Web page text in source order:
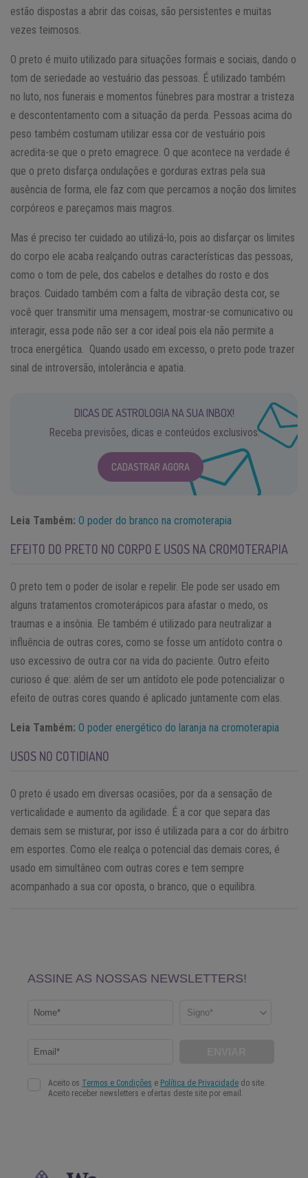
estão dispostas a abrir das coisas, são persistentes e muitas
vezes teimosos.
O preto é muito utilizado para situações formais e sociais, dando o
tom de seriedade ao vestuário das pessoas. É utilizado também
no luto, nos funerais e momentos fúnebres para mostrar a tristeza
e descontentamento com a situação da perda. Pessoas acima do
peso também costumam utilizar essa cor de vestuário pois
acredita-se que o preto emagrece. O que acontece na verdade é
que o preto disfarça ondulações e gorduras extras pela sua
ausência de forma, ele faz com que percamos a noção dos limites
corpóreos e pareçamos mais magros.
Mas é preciso ter cuidado ao utilizá-lo, pois ao disfarçar os limites
do corpo ele acaba realçando outras características das pessoas,
como o tom de pele, dos cabelos e detalhes do rosto e dos
braços. Cuidado também com a falta de vibração desta cor, se
você quer transmitir uma mensagem, mostrar-se comunicativo ou
interagir, essa pode não ser a cor ideal pois ela não permite a
troca energética. Quando usado em excesso, o preto pode trazer
sinal de introversão, intolerância e apatia.
DICAS DE ASTROLOGIA NA SUA INBOX!
Receba previsões, dicas e conteúdos exclusivos.
CADASTRAR AGORA
Leia Também: O poder do branco na cromoterapia
EFEITO DO PRETO NO CORPO E USOS NA CROMOTERAPIA
O preto tem o poder de isolar e repelir. Ele pode ser usado em
alguns tratamentos cromoterápicos para afastar o medo, os
traumas e a insônia. Ele também é utilizado para neutralizar a
influência de outras cores, como se fosse um antídoto contra o
uso excessivo de outra cor na vida do paciente. Outro efeito
curioso é que: além de ser um antídoto ele pode potencializar o
efeito de outras cores quando é aplicado juntamente com elas.
Leia Também: O poder energético do laranja na cromoterapia
USOS NO COTIDIANO
O preto é usado em diversas ocasiões, por da a sensação de
verticalidade e aumento da agilidade. É a cor que separa das
demais sem se misturar, por isso é utilizada para a cor do árbitro
em esportes. Como ele realça o potencial das demais cores, é
usado em simultâneo com outras cores e tem sempre
acompanhado a sua cor oposta, o branco, que o equilibra.